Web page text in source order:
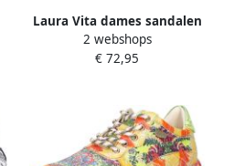
Laura Vita dames sandalen
goud
2 webshops
€ 72,95